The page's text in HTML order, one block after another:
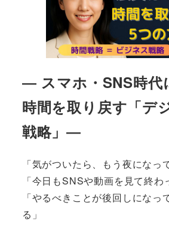
― スマホ・SNS時代
時間を取り戻す「デ
戦略」―
「気がついたら、もう夜になっ
「今日もSNSや動画を見て終わ
「やるべきことが後回しになっ
る」